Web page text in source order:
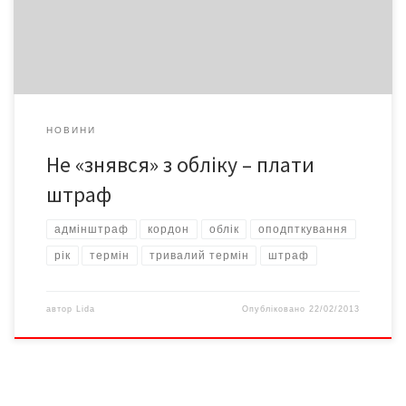
НОВИНИ
Не «знявся» з обліку – плати
штраф
адмінштраф кордон облік оподпткування
рік термін тривалий термін штраф
автор Lida Опубліковано22/02/2013